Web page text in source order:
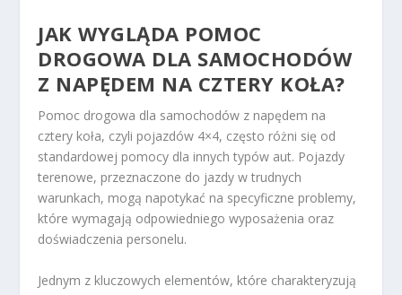
JAK WYGLĄDA POMOC
DROGOWA DLA SAMOCHODÓW
Z NAPĘDEM NA CZTERY KOŁA?
Pomoc drogowa dla samochodów z napędem na
cztery koła, czyli pojazdów 4×4, często różni się od
standardowej pomocy dla innych typów aut. Pojazdy
terenowe, przeznaczone do jazdy w trudnych
warunkach, mogą napotykać na specyficzne problemy,
które wymagają odpowiedniego wyposażenia oraz
doświadczenia personelu.
Jednym z kluczowych elementów, które charakteryzują